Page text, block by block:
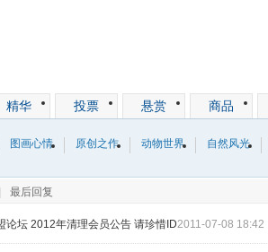
精华 投票 悬赏 商品
图画心情 原创之作 动物世界
自然风光
最后回复
论坛 2012年清理会员公告 请珍惜ID2011-07-08 18:42